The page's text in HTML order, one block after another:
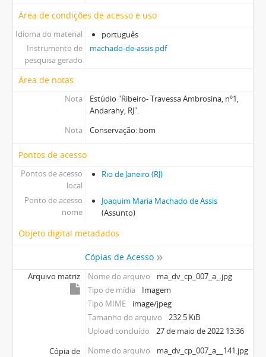
Área de condições de acesso e uso
Idioma do material
português
Instrumento de
pesquisa gerado
machado-de-assis.pdf
Área de notas
Nota
Estúdio "Ribeiro- Travessa Ambrosina, nº1,
Andarahy, RJ".
Nota
Conservação: bom
Pontos de acesso
Pontos de acesso
local
Rio de Janeiro (RJ)
Ponto de acesso
nome
Joaquim Maria Machado de Assis
(Assunto)
Objeto digital metadados
Cópias de Acesso
Arquivo matriz Nome do arquivo
ma_dv_cp_007_a_.jpg
Tipo de mídia
Imagem
Tipo MIME
image/jpeg
Tamanho do arquivo
232.5 KiB
Upload concluído
27 de maio de 2022 13:36
Cópia de
Nome do arquivo
ma_dv_cp_007_a__141.jpg